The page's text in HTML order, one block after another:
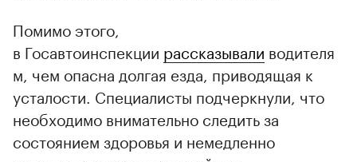
Помимо этого,
в Госавтоинспекции рассказывали водителя
м, чем опасна долгая езда, приводящая к
усталости. Специалисты подчеркнули, что
необходимо внимательно следить за
состоянием здоровья и немедленно